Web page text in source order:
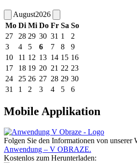
August2026
Mo Di Mi Do Fr Sa So
27
28 29 30 31 1
2
3
4 5 6 7 8
9
10
11 12 13 14 15 16
17
18 19 20 21 22 23
24
25 26 27 28 29 30
31
1 2 3 4 5 6
Mobile Applikation
Folgen Sie den Informationen von unserer
Anwendung – V OBRAZE.
Kostenlos zum Herunterladen: